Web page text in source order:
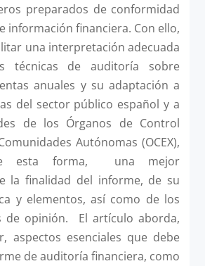
preparados de conformidad
información financiera. Con ello,
una interpretación adecuada
técnicas de auditoría sobre
anuales y su adaptación a
del sector público español y a
de los Órganos de Control
Autónomas (OCEX),
esta forma, una mejor
la finalidad del informe, de su
y elementos, así como de los
de opinión. El artículo aborda,
aspectos esenciales que debe
de auditoría financiera, como